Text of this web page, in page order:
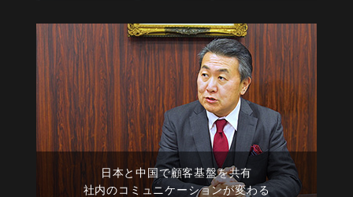
日本と中国で顧客基盤を共有
社内のコミュニケーションが変わる